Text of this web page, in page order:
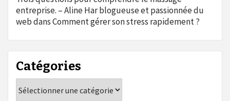
entreprise. – Aline Har blogueuse et passionnée du
webdansComment gérer son stress rapidement ?
Catégories